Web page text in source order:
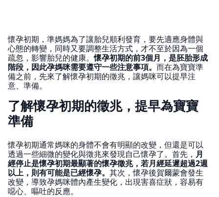
懷孕初期，準媽媽為了讓胎兒順利發育，要先適應身體與
心態的轉變，同時又要調整生活方式，才不至於因為一個
疏忽，影響胎兒的健康。懷孕初期的前3個月，是胚胎形成
階段，因此孕媽咪需要遵守一些注意事項。 而在為寶寶準
備之前，先來了解懷孕初期的徵兆，讓媽咪可以提早注
意、準備。
了解懷孕初期的徵兆，提早為寶寶
準備
懷孕初期通常媽咪的身體不會有明顯的改變，但還是可以
透過一些細微的變化與徵兆來發現自己懷孕了。首先， 月
經停止是懷孕初期最顯著的懷孕徵兆，若月經延遲超過2週
以上，則有可能是已經懷孕。 其次，懷孕後賀爾蒙會發生
改變，導致孕媽咪體內產生變化，出現害喜症狀，容易有
噁心、嘔吐的反應。